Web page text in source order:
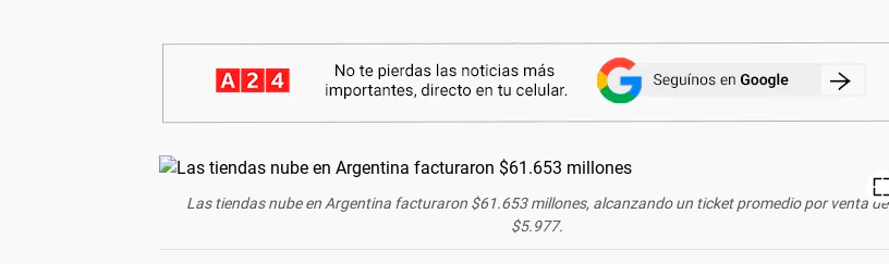
Las tiendas nube en Argentina facturaron $61.653 millones, alcanzando un ticket promedio por venta de
$5.977.